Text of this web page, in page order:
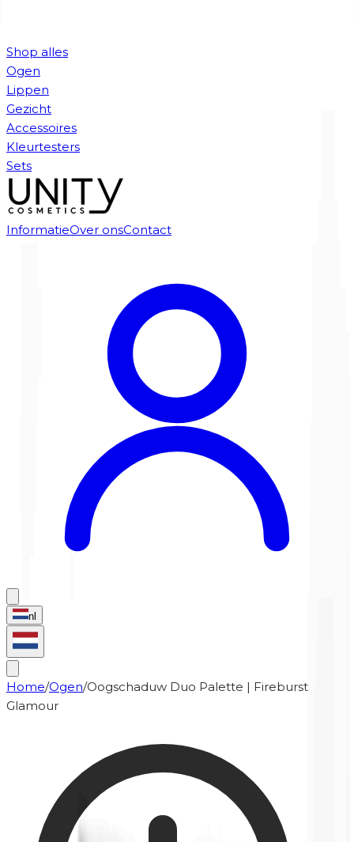
Shop alles
Ogen
Lippen
Gezicht
Accessoires
Kleurtesters
Sets
InformatieOver onsContact
nl
Home/Ogen/Oogschaduw Duo Palette | Fireburst
Glamour